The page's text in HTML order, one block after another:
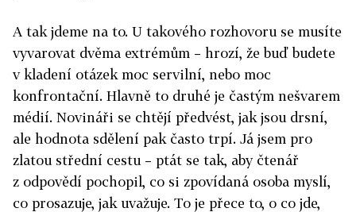
A tak jdeme na to. U takového rozhovoru se musíte
vyvarovat dvěma extrémům – hrozí, že buď budete
v kladení otázek moc servilní, nebo moc
konfrontační. Hlavně to druhé je častým nešvarem
médií. Novináři se chtějí předvést, jak jsou drsní,
ale hodnota sdělení pak často trpí. Já jsem pro
zlatou střední cestu – ptát se tak, aby čtenář
z odpovědí pochopil, co si zpovídaná osoba myslí,
co prosazuje, jak uvažuje. To je přece to, o co jde,